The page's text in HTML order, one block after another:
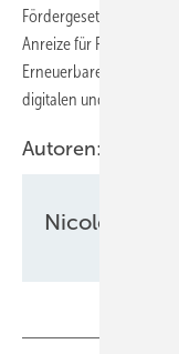
Fördergesetz als
Anreize für Flexibilität,
Erneuerbare in eine
digitalen und resilienten
Autoren:
Nicole